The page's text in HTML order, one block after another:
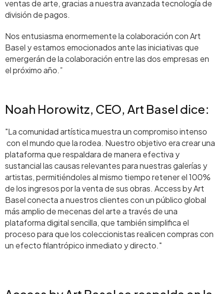
ventas de arte, gracias a nuestra avanzada tecnología de
división de pagos.
Nos entusiasma enormemente la colaboración con Art
Basel y estamos emocionados ante las iniciativas que
emergerán de la colaboración entre las dos empresas en
el próximo año.”
Noah Horowitz, CEO, Art Basel dice:
"La comunidad artística muestra un compromiso intenso
con el mundo que la rodea. Nuestro objetivo era crear una
plataforma que respaldara de manera efectiva y
sustancial las causas relevantes para nuestras galerías y
artistas, permitiéndoles al mismo tiempo retener el 100%
de los ingresos por la venta de sus obras. Access by Art
Basel conecta a nuestros clientes con un público global
más amplio de mecenas del arte a través de una
plataforma digital sencilla, que también simplifica el
proceso para que los coleccionistas realicen compras con
un efecto filantrópico inmediato y directo."